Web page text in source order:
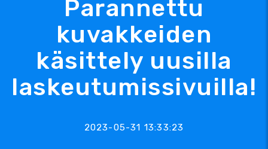
Parannettu
kuvakkeiden
käsittely uusilla
laskeutumissivuilla!
2023-05-31 13:33:23